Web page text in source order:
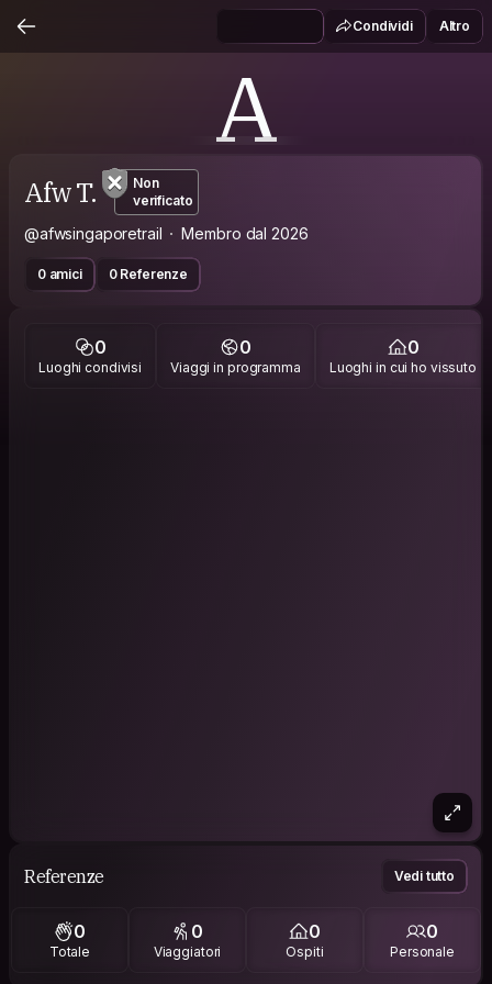
Condividi Altro
A
Afw T.
Non
verificato
@afwsingaporetrail Membro dal 2026
0 amici 0 Referenze
0
Luoghi condivisi
0
Viaggi in programma
0
Luoghi in cui ho vissuto
Referenze Vedi tutto
0
Totale
0
Viaggiatori
0
Ospiti
0
Personale